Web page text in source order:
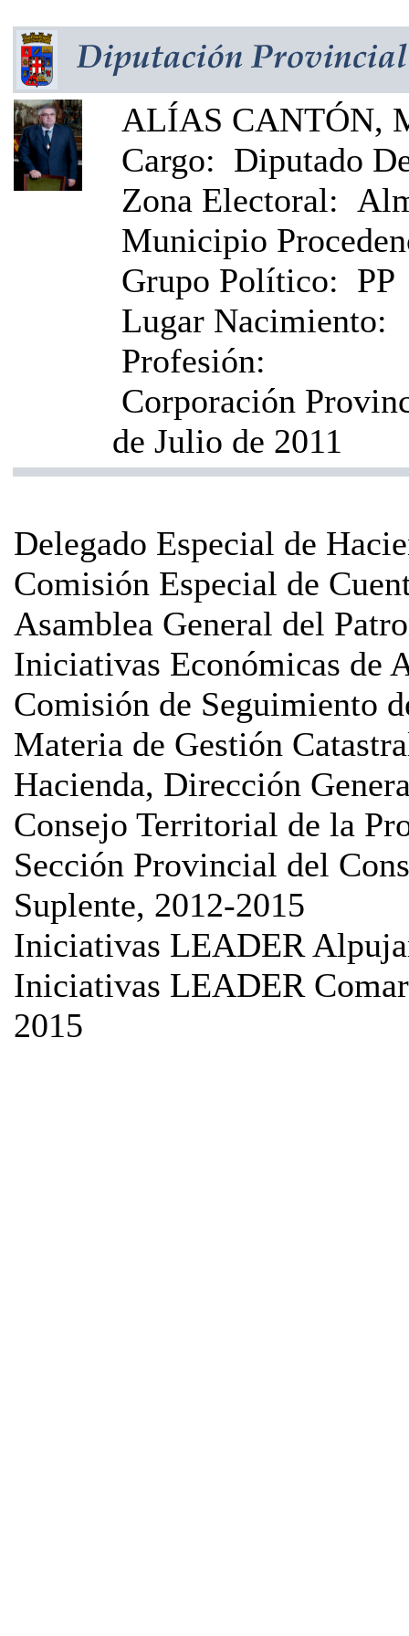
ALÍAS CANTÓN,
Cargo: Diputado
Zona Electoral:
Municipio
Grupo Político: PP
Lugar Nacimiento:
Profesión:
Corporación
de Julio de 2011
Delegado Especial de
Comisión Especial de
Asamblea General del
Iniciativas Económicas de
Comisión de Seguimiento
Materia de Gestión
Hacienda, Dirección
Consejo Territorial de la
Sección Provincial del
Suplente, 2012-2015
Iniciativas LEADER
Iniciativas LEADER
2015